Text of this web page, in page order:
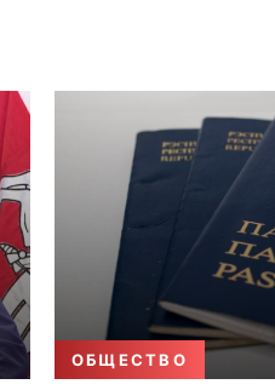
ОБЩЕСТВО